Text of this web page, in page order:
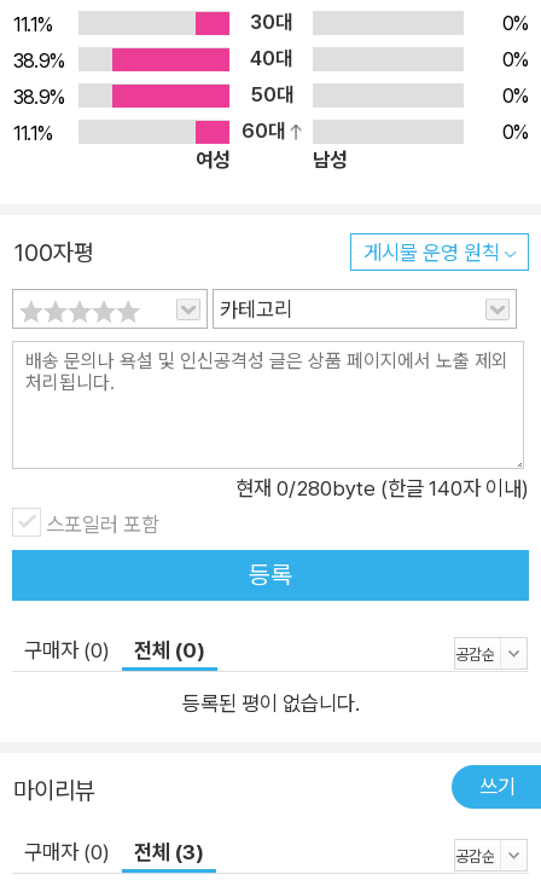
11.1%
30대
0%
38.9%
40대
0%
38.9%
50대
0%
11.1%
60대
0%
여성
남성
100자평 게시물 운영 원칙
카테고리
현재 0/280byte (한글 140자 이내)
스포일러 포함
등록
구매자 (0) 전체 (0)
등록된 평이 없습니다.
마이리뷰 쓰기
구매자 (0) 전체 (3)